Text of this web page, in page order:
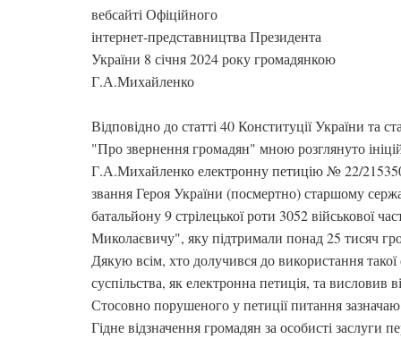
вебсайті Офіційного
інтернет-представництва Президента
України 8 січня 2024 року громадянкою
Г.А.Михайленко
Відповідно до статті 40 Конституції України та
"Про звернення громадян" мною розглянуто
Г.А.Михайленко електронну петицію № 22/
звання Героя України (посмертно) старшому
батальйону 9 стрілецької роти 3052 військової
Миколаєвичу", яку підтримали понад 25 тисяч
Дякую всім, хто долучився до використання такої
суспільства, як електронна петиція, та висловив
Стосовно порушеного у петиції питання
Гідне відзначення громадян за особисті заслуги